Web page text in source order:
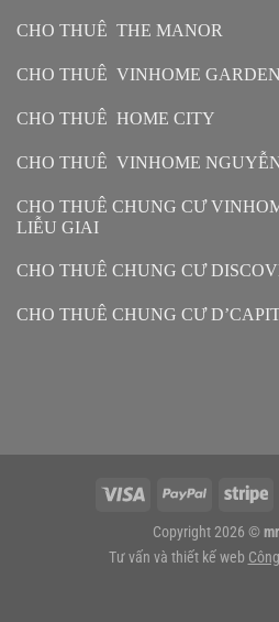
CHO THUÊ THE MANOR
CHO THUÊ VINHOME
CHO THUÊ HOME CITY
CHO THUÊ VINHOME
CHO THUÊ CHUNG CƯ
LIỄU GIAI
CHO THUÊ CHUNG CƯ
CHO THUÊ CHUNG CƯ
Copyright 2026 ©
Tư vấn và thiết kế web